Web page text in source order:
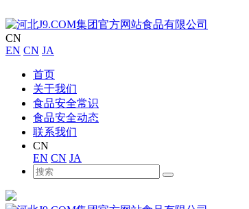
CN
EN CN JA
首页
关于我们
食品安全常识
食品安全动态
联系我们
CN
EN CN JA